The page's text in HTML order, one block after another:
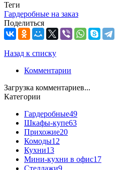
Теги
Гардеробные на заказ
Поделиться
Назад к списку
Комментарии
Загрузка комментариев...
Категории
Гардеробные49
Шкафы-купе63
Прихожие20
Комоды12
Кухни13
Мини-кухни в офис17